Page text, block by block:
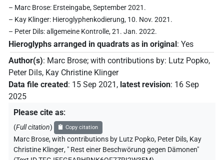
– Marc Brose: Ersteingabe, September 2021.
– Kay Klinger: Hieroglyphenkodierung, 10. Nov. 2021.
– Peter Dils: allgemeine Kontrolle, 21. Jan. 2022.
Hieroglyphs arranged in quadrats as in original: Yes
Author(s): Marc Brose; with contributions by: Lutz Popko,
Peter Dils, Kay Christine Klinger
Data file created: 15 Sep 2021 , latest revision: 16 Sep
2025
Please cite as:
(Full citation) Copy citation
Marc Brose,with contributions by Lutz Popko, Peter Dils, Kay
Christine Klinger, " Rest einer Beschwörung gegen Dämonen"